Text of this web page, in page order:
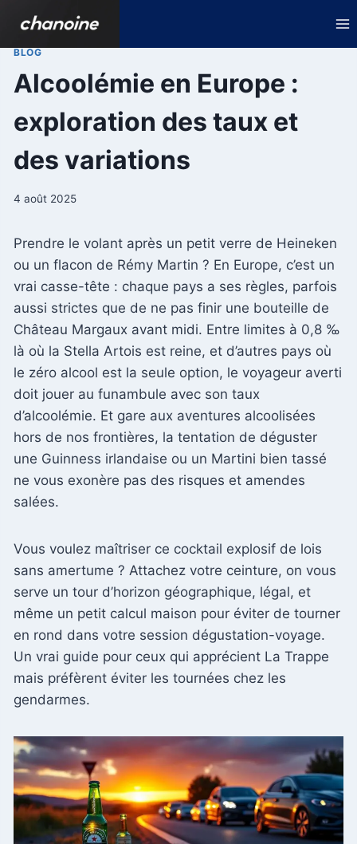
contenu
BLOG
Alcoolémie en Europe :
exploration des taux et
des variations
4 août 2025
Prendre le volant après un petit verre de Heineken
ou un flacon de Rémy Martin ? En Europe, c’est un
vrai casse-tête : chaque pays a ses règles, parfois
aussi strictes que de ne pas finir une bouteille de
Château Margaux avant midi. Entre limites à 0,8 ‰
là où la Stella Artois est reine, et d’autres pays où
le zéro alcool est la seule option, le voyageur averti
doit jouer au funambule avec son taux
d’alcoolémie. Et gare aux aventures alcoolisées
hors de nos frontières, la tentation de déguster
une Guinness irlandaise ou un Martini bien tassé
ne vous exonère pas des risques et amendes
salées.
Vous voulez maîtriser ce cocktail explosif de lois
sans amertume ? Attachez votre ceinture, on vous
serve un tour d’horizon géographique, légal, et
même un petit calcul maison pour éviter de tourner
en rond dans votre session dégustation-voyage.
Un vrai guide pour ceux qui apprécient La Trappe
mais préfèrent éviter les tournées chez les
gendarmes.